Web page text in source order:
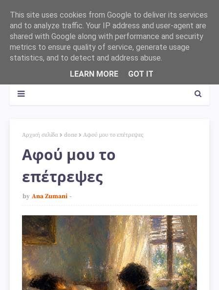
Αρχική σελίδα done Αφού μου το επέτρεψες
Αφού μου το
επέτρεψες
by Ana Zumani
This site uses cookies from Google to deliver its services
and to analyze traffic. Your IP address and user-agent are
shared with Google along with performance and security
metrics to ensure quality of service, generate usage
statistics, and to detect and address abuse.
LEARN MORE
GOT IT